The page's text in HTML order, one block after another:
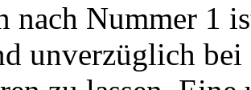
nach Nummer 1
unverzüglich